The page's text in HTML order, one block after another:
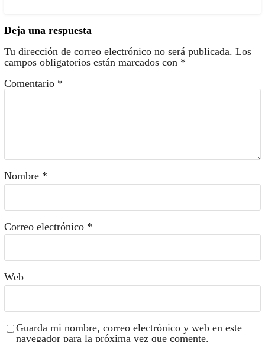
Deja una respuesta
Tu dirección de correo electrónico no será publicada. Los
campos obligatorios están marcados con *
Comentario *
Nombre *
Correo electrónico *
Web
Guarda mi nombre, correo electrónico y web en este
navegador para la próxima vez que comente.